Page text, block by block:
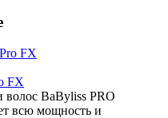
FX
волос BaByliss PRO
всю мощность и